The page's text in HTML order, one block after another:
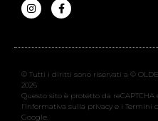
© Tutti i diritti sono riservati a ©
2026
Questo sito è protetto da
l’Informativa sulla privacy e i Termini
Google.